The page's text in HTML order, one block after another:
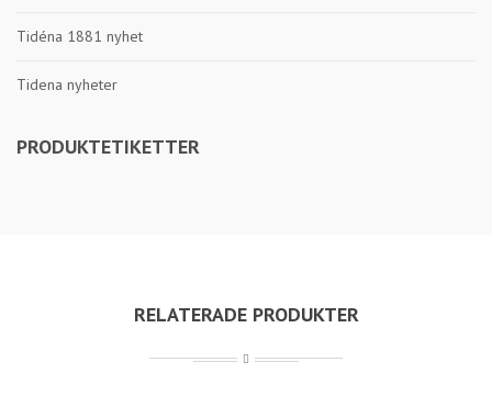
Tidéna 1881 nyhet
Tidena nyheter
PRODUKTETIKETTER
RELATERADE PRODUKTER